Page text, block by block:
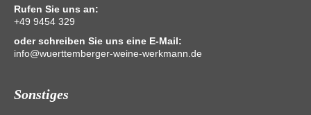
Rufen Sie uns an:
+49 9454 329
oder schreiben Sie uns eine E-Mail:
info@wuerttemberger-weine-werkmann.de
Sonstiges